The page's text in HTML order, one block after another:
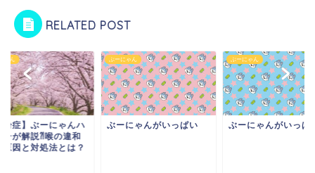
RELATED POST
ゃん
粉症】ぶーにゃんハ
ーが解説⁈喉の違和
原因と対処法とは？
ぶーにゃん
ぶーにゃんがいっぱい
ぶーにゃん
ぶーにゃんがいっぱ